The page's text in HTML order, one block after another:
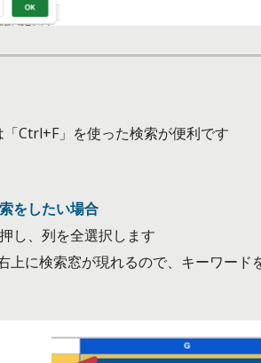
Ctrl+F」を使った検索が便利です
をしたい場合
し、列を全選択します
上に検索窓が現れるので、キーワード